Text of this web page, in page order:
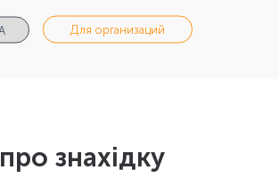
Для организаций
знахідку